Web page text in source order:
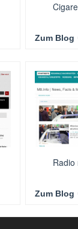
Zum Blog
Radio
Zum Blog